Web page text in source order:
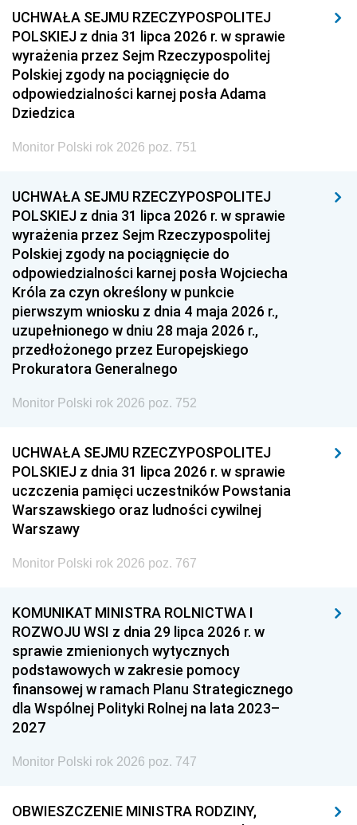
UCHWAŁA SEJMU RZECZYPOSPOLITEJ
POLSKIEJ z dnia 31 lipca 2026 r. w sprawie
wyrażenia przez Sejm Rzeczypospolitej
Polskiej zgody na pociągnięcie do
odpowiedzialności karnej posła Adama
Dziedzica
Monitor Polski rok 2026 poz. 751
UCHWAŁA SEJMU RZECZYPOSPOLITEJ
POLSKIEJ z dnia 31 lipca 2026 r. w sprawie
wyrażenia przez Sejm Rzeczypospolitej
Polskiej zgody na pociągnięcie do
odpowiedzialności karnej posła Wojciecha
Króla za czyn określony w punkcie
pierwszym wniosku z dnia 4 maja 2026 r.,
uzupełnionego w dniu 28 maja 2026 r.,
przedłożonego przez Europejskiego
Prokuratora Generalnego
Monitor Polski rok 2026 poz. 752
UCHWAŁA SEJMU RZECZYPOSPOLITEJ
POLSKIEJ z dnia 31 lipca 2026 r. w sprawie
uczczenia pamięci uczestników Powstania
Warszawskiego oraz ludności cywilnej
Warszawy
Monitor Polski rok 2026 poz. 767
KOMUNIKAT MINISTRA ROLNICTWA I
ROZWOJU WSI z dnia 29 lipca 2026 r. w
sprawie zmienionych wytycznych
podstawowych w zakresie pomocy
finansowej w ramach Planu Strategicznego
dla Wspólnej Polityki Rolnej na lata 2023–
2027
Monitor Polski rok 2026 poz. 747
OBWIESZCZENIE MINISTRA RODZINY,